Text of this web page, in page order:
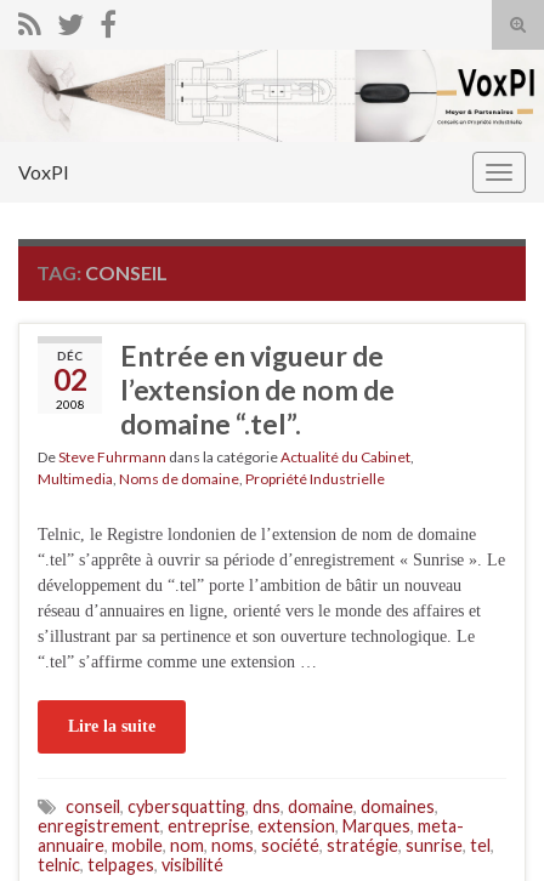
Search for:
VoxPI
TAG: CONSEIL
DÉC
02
2008
Entrée en vigueur de
l’extension de nom de
domaine “.tel”.
DeSteve Fuhrmann dans la catégorieActualité du Cabinet
Multimedia Noms de domaine Propriété Industrielle
Telnic, le Registre londonien de l’extension de nom de domaine
“.tel” s’apprête à ouvrir sa période d’enregistrement « Sunrise ». Le
développement du “.tel” porte l’ambition de bâtir un nouveau
réseau d’annuaires en ligne, orienté vers le monde des affaires et
s’illustrant par sa pertinence et son ouverture technologique. Le
“.tel” s’affirme comme une extension …
Lire la suite
conseil, cybersquatting, dns, domaine, domaines,
enregistrement, entreprise, extension, Marques, meta-
annuaire, mobile, nom, noms, société, stratégie, sunrise, tel,
telnic, telpages, visibilité